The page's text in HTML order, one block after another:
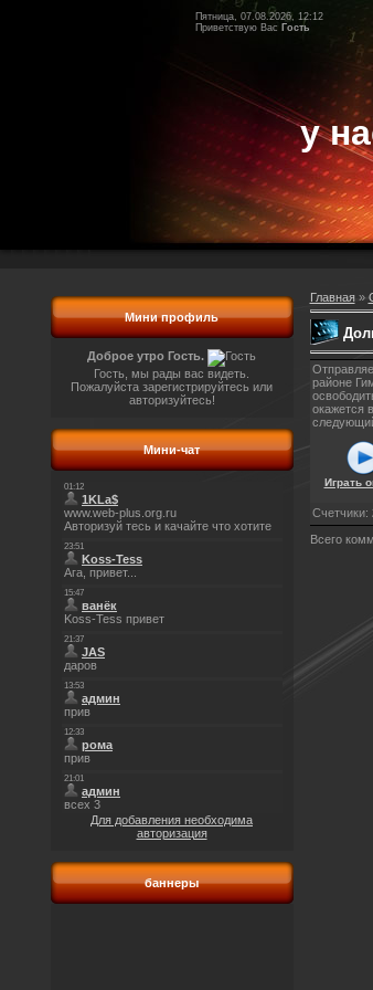
Пятница, 07.08.2026, 12:12
Приветствую Вас Гость
у
Мини профиль
Доброе утро Гость.
Гость, мы рады вас видеть.
Пожалуйста зарегистрируйтесь или
авторизуйтесь!
Мини-чат
Для добавления необходима
авторизация
баннеры
Главная»
районе
окажется
Играть
Счетчики:
Всего